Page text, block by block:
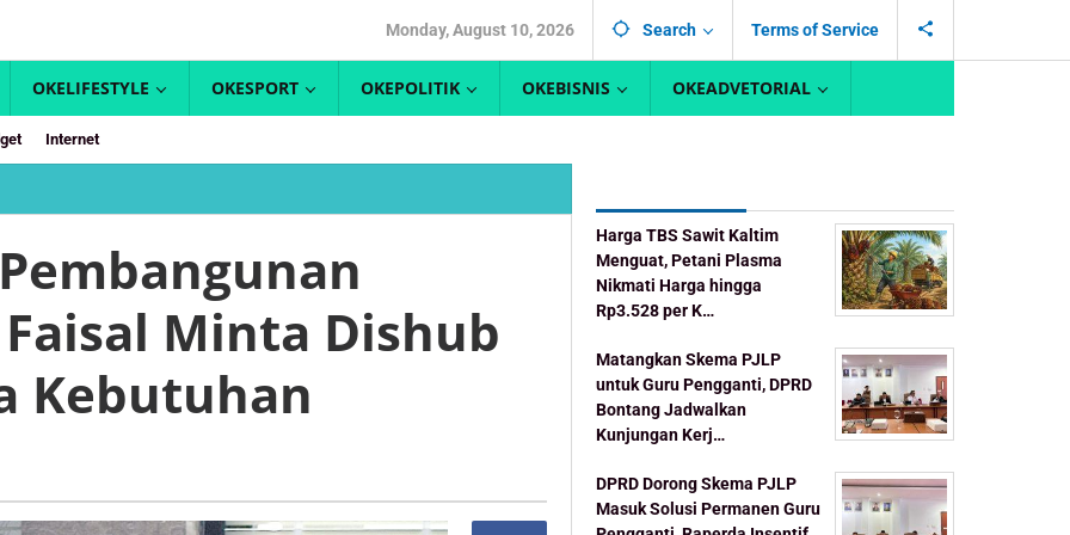
Monday, August 10, 2026 Search Terms of Service
OKELIFESTYLE OKESPORT OKEPOLITIK OKEBISNIS OKEADVETORIAL
Internet
Minta Dishub
Kebutuhan
Harga TBS Sawit Kaltim
Menguat, Petani Plasma
Nikmati Harga hingga
Rp3.528 per K…
Matangkan Skema PJLP
untuk Guru Pengganti, DPRD
Bontang Jadwalkan
Kunjungan Kerj…
DPRD Dorong Skema PJLP
Masuk Solusi Permanen Guru